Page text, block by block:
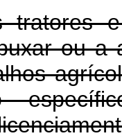
tratores
ou a